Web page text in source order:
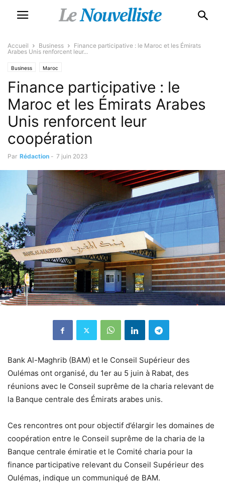
Accueil Business
Finance participative : le Maroc et les Émirats
Arabes Unis renforcent leur...
Business Maroc
Finance participative : le
Maroc et les Émirats Arabes
Unis renforcent leur
coopération
Par Rédaction - 7 juin 2023
Bank Al-Maghrib (BAM) et le Conseil Supérieur des
Oulémas ont organisé, du 1er au 5 juin à Rabat, des
réunions avec le Conseil suprême de la charia relevant de
la Banque centrale des Émirats arabes unis.
Ces rencontres ont pour objectif d’élargir les domaines de
coopération entre le Conseil suprême de la charia de la
Banque centrale émiratie et le Comité charia pour la
finance participative relevant du Conseil Supérieur des
Oulémas, indique un communiqué de BAM.